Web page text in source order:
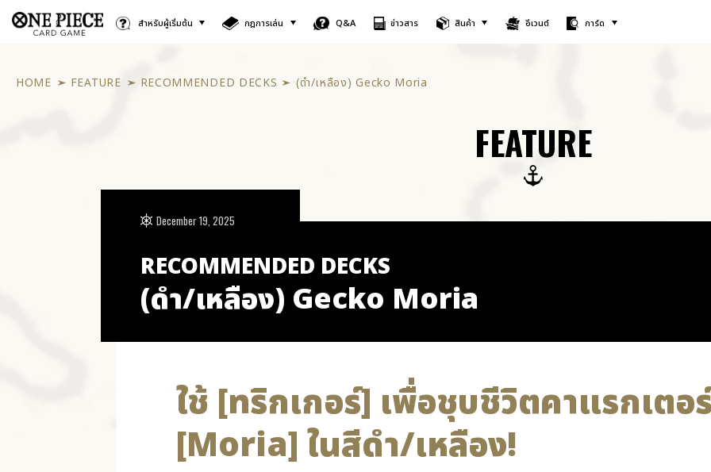
สำหรับผู้เริ่มต้น กฎการเล่น Q&A ข่าวสาร สินค้า อีเวนต์ การ์ด
HOME FEATURE RECOMMENDED DECKS (ดำ/เหลือง) Gecko Moria
FEATURE
RECOMMENDED DECKS
(ดำ/เหลือง) Gecko Moria
December 19, 2025
ใช้ [ทริกเกอร์] เพื่อชุบชีวิตคาแรกเตอ
[Moria] ในสีดำ/เหลือง!